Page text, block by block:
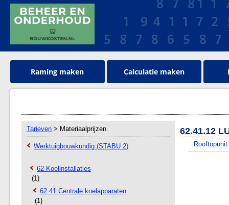
Raming maken Calculatie maken
Tarieven > Materiaalprijzen
Werktuigbouwkundig (STABU 2)
62 Koelinstallaties
(1)
62.41 Centrale koelapparaten
(1)
62.41.12
Rooftopunit